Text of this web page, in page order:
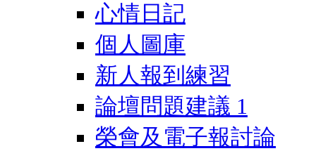
心情日記
個人圖庫
新人報到練習
論壇問題建議 1
榮會及電子報討論